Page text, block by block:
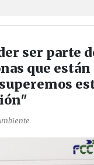
ser parte
que están